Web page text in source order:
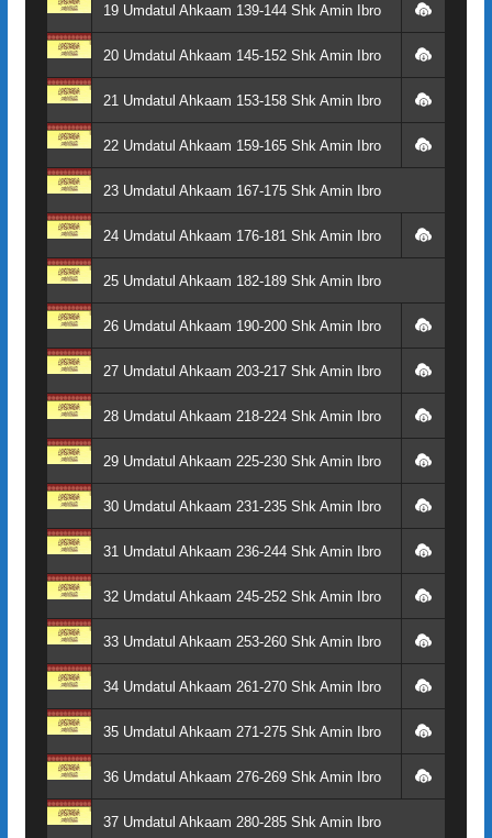
19 Umdatul Ahkaam 139-144 Shk Amin Ibro
20 Umdatul Ahkaam 145-152 Shk Amin Ibro
21 Umdatul Ahkaam 153-158 Shk Amin Ibro
22 Umdatul Ahkaam 159-165 Shk Amin Ibro
23 Umdatul Ahkaam 167-175 Shk Amin Ibro
24 Umdatul Ahkaam 176-181 Shk Amin Ibro
25 Umdatul Ahkaam 182-189 Shk Amin Ibro
26 Umdatul Ahkaam 190-200 Shk Amin Ibro
27 Umdatul Ahkaam 203-217 Shk Amin Ibro
28 Umdatul Ahkaam 218-224 Shk Amin Ibro
29 Umdatul Ahkaam 225-230 Shk Amin Ibro
30 Umdatul Ahkaam 231-235 Shk Amin Ibro
31 Umdatul Ahkaam 236-244 Shk Amin Ibro
32 Umdatul Ahkaam 245-252 Shk Amin Ibro
33 Umdatul Ahkaam 253-260 Shk Amin Ibro
34 Umdatul Ahkaam 261-270 Shk Amin Ibro
35 Umdatul Ahkaam 271-275 Shk Amin Ibro
36 Umdatul Ahkaam 276-269 Shk Amin Ibro
37 Umdatul Ahkaam 280-285 Shk Amin Ibro